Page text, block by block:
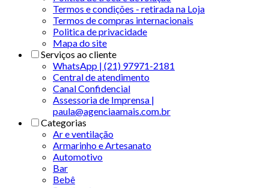
Termos e condições - retirada na Loja
Termos de compras internacionais
Politica de privacidade
Mapa do site
Serviços ao cliente
WhatsApp | (21) 97971-2181
Central de atendimento
Canal Confidencial
Assessoria de Imprensa |
paula@agenciaamais.com.br
Categorias
Ar e ventilação
Armarinho e Artesanato
Automotivo
Bar
Bebê